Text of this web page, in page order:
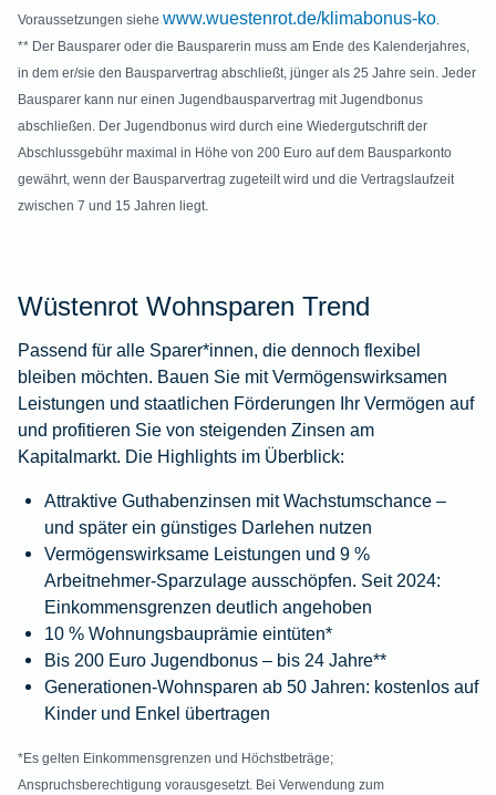
Voraussetzungen siehe www.wuestenrot.de/klimabonus-ko.
** Der Bausparer oder die Bausparerin muss am Ende des Kalenderjahres,
in dem er/sie den Bausparvertrag abschließt, jünger als 25 Jahre sein. Jeder
Bausparer kann nur einen Jugendbausparvertrag mit Jugendbonus
abschließen. Der Jugendbonus wird durch eine Wiedergutschrift der
Abschlussgebühr maximal in Höhe von 200 Euro auf dem Bausparkonto
gewährt, wenn der Bausparvertrag zugeteilt wird und die Vertragslaufzeit
zwischen 7 und 15 Jahren liegt.
Wüstenrot Wohnsparen Trend
Passend für alle Sparer*innen, die dennoch flexibel
bleiben möchten. Bauen Sie mit Vermögenswirksamen
Leistungen und staatlichen Förderungen Ihr Vermögen auf
und profitieren Sie von steigenden Zinsen am
Kapitalmarkt. Die Highlights im Überblick:
Attraktive Guthabenzinsen mit Wachstumschance –
und später ein günstiges Darlehen nutzen
Vermögenswirksame Leistungen und 9 %
Arbeitnehmer-Sparzulage ausschöpfen. Seit 2024:
Einkommensgrenzen deutlich angehoben
10 % Wohnungsbauprämie eintüten*
Bis 200 Euro Jugendbonus – bis 24 Jahre**
Generationen-Wohnsparen ab 50 Jahren: kostenlos auf
Kinder und Enkel übertragen
*Es gelten Einkommensgrenzen und Höchstbeträge;
Anspruchsberechtigung vorausgesetzt. Bei Verwendung zum